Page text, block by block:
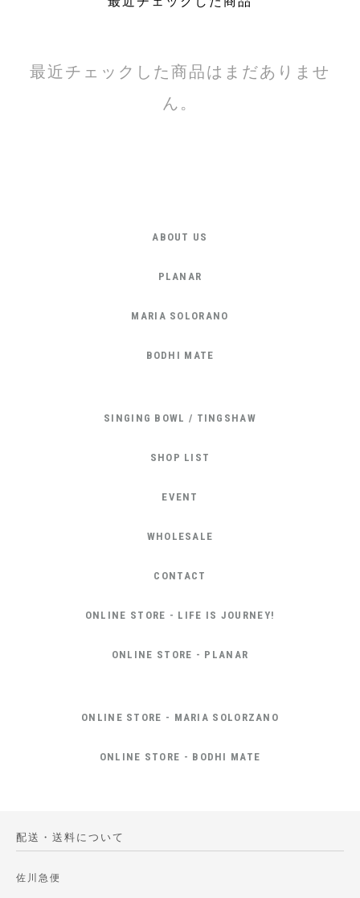
最近チェックした商品はまだありませ
ん。
ABOUT US
PLANAR
MARIA SOLORANO
BODHI MATE
SINGING BOWL / TINGSHAW
SHOP LIST
EVENT
WHOLESALE
CONTACT
ONLINE STORE - LIFE IS JOURNEY!
ONLINE STORE - PLANAR
ONLINE STORE - MARIA SOLORZANO
ONLINE STORE - BODHI MATE
配送・送料について
佐川急便